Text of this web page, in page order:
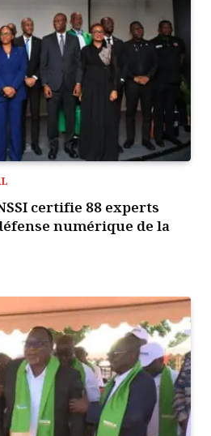
certifie 88 experts
numérique de la